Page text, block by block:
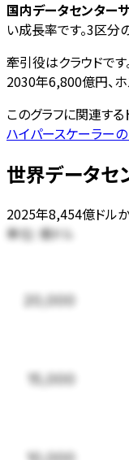
国内データセンター
い成長率です。3区分
牽引役はクラウドで
2030年6,800億円、
このグラフに関連する
ハイパースケーラー
世界データセ
2025年8,454億ドル
単位:億ドル
15,000
20,000